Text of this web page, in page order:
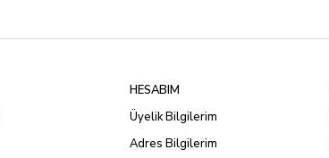
HESABIM
Üyelik Bilgilerim
Adres Bilgilerim